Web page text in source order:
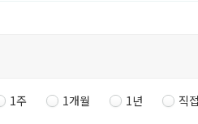
1주 1개월 1년 직